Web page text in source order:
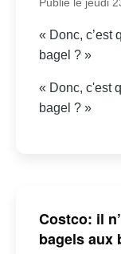
Publié le jeudi
« Donc, c’est
bagel ? »
« Donc, c'est
bagel ? »
Costco: il
bagels aux